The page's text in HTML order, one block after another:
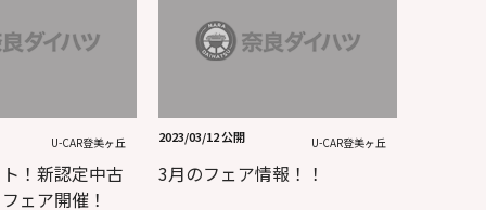
U-CAR登美ヶ丘
！新認定中古
ェア開催！
2023/03/12 公開 U-CAR登美ヶ丘
3月のフェア情報！！